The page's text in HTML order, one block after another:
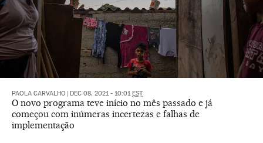
PAOLA CARVALHO DEC 08, 2021 - 10:01 EST
O novo programa teve início no mês passado e já
começou com inúmeras incertezas e falhas de
implementação